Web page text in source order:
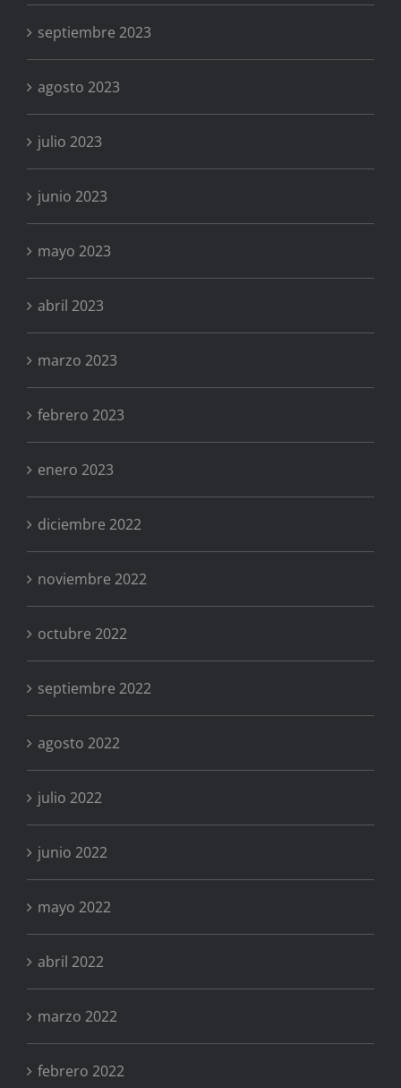
septiembre 2023
agosto 2023
julio 2023
junio 2023
mayo 2023
abril 2023
marzo 2023
febrero 2023
enero 2023
diciembre 2022
noviembre 2022
octubre 2022
septiembre 2022
agosto 2022
julio 2022
junio 2022
mayo 2022
abril 2022
marzo 2022
febrero 2022